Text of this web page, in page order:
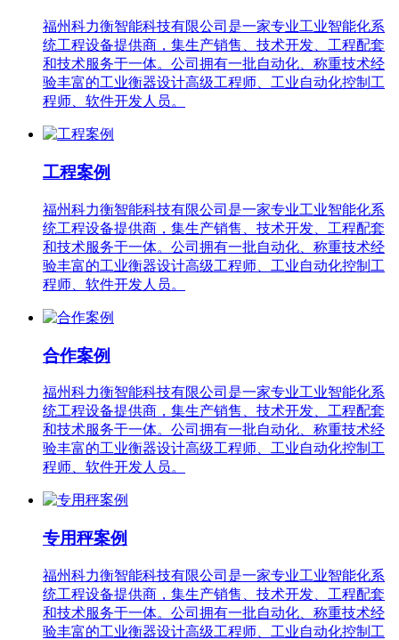
福州科力衡智能科技有限公司是一家专业工业智能化系
统工程设备提供商，集生产销售、技术开发、工程配套
和技术服务于一体。公司拥有一批自动化、称重技术经
验丰富的工业衡器设计高级工程师、工业自动化控制工
程师、软件开发人员。
工程案例
福州科力衡智能科技有限公司是一家专业工业智能化系
统工程设备提供商，集生产销售、技术开发、工程配套
和技术服务于一体。公司拥有一批自动化、称重技术经
验丰富的工业衡器设计高级工程师、工业自动化控制工
程师、软件开发人员。
合作案例
福州科力衡智能科技有限公司是一家专业工业智能化系
统工程设备提供商，集生产销售、技术开发、工程配套
和技术服务于一体。公司拥有一批自动化、称重技术经
验丰富的工业衡器设计高级工程师、工业自动化控制工
程师、软件开发人员。
专用秤案例
福州科力衡智能科技有限公司是一家专业工业智能化系
统工程设备提供商，集生产销售、技术开发、工程配套
和技术服务于一体。公司拥有一批自动化、称重技术经
验丰富的工业衡器设计高级工程师、工业自动化控制工